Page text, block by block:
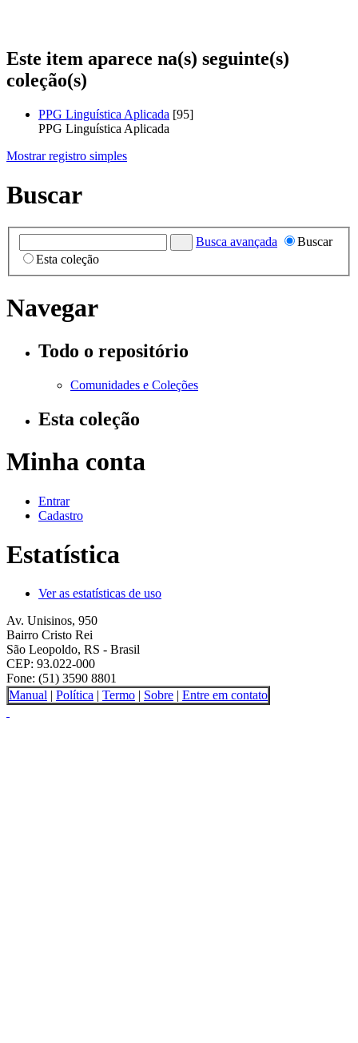
Este item aparece na(s) seguinte(s)
coleção(s)
PPG Linguística Aplicada [95]
PPG Linguística Aplicada
Mostrar registro simples
Buscar
Busca avançada
Buscar
Esta coleção
Navegar
Todo o repositório
Comunidades e Coleções
Esta coleção
Minha conta
Entrar
Cadastro
Estatística
Ver as estatísticas de uso
Av. Unisinos, 950
Bairro Cristo Rei
São Leopoldo, RS - Brasil
CEP: 93.022-000
Fone: (51) 3590 8801
Manual | Política | Termo | Sobre | Entre em contato